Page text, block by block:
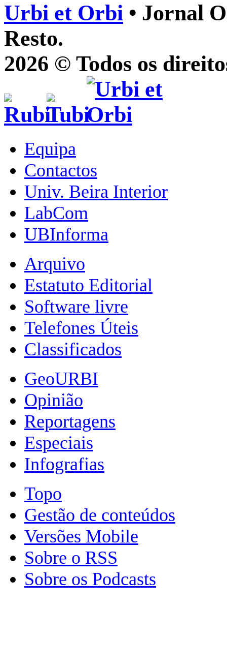
Urbi et Orbi • Jornal
Resto.
2026 © Todos os
Equipa
Contactos
Univ. Beira Interior
LabCom
UBInforma
Arquivo
Estatuto Editorial
Software livre
Telefones Úteis
Classificados
GeoURBI
Opinião
Reportagens
Especiais
Infografias
Topo
Gestão de conteúdos
Versões Mobile
Sobre o RSS
Sobre os Podcasts